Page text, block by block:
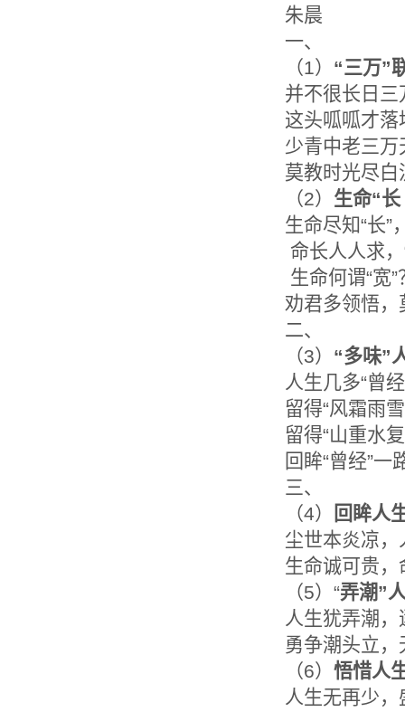
朱晨
一、
（1） “三万”
并不很长日
这头呱呱才
少青中老三
莫教时光尽
（2） 生命“
生命尽知“长”
命长人人求，
生命何谓“宽
劝君多领悟
二、
（3） “多味”
人生几多“曾
留得“风霜雨
留得“山重水
回眸“曾经”一
三、
（4）
回眸人
尘世本炎凉
生命诚可贵
（5）“弄潮”
人生犹弄潮
勇争潮头立
（6） 悟惜人
人生无再少